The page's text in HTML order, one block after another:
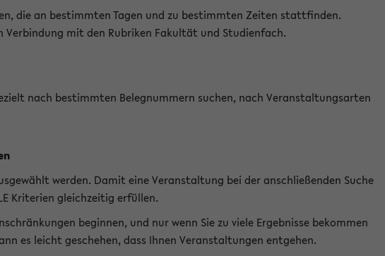
die an bestimmten Tagen und zu bestimmten Zeiten stattfinden.
Verbindung mit den Rubriken Fakultät und Studienfach.
nach bestimmten Belegnummern suchen, nach Veranstaltungsarten
werden. Damit eine Veranstaltung bei der anschließenden Suche
Kriterien gleichzeitig erfüllen.
beginnen, und nur wenn Sie zu viele Ergebnisse bekommen
es leicht geschehen, dass Ihnen Veranstaltungen entgehen.